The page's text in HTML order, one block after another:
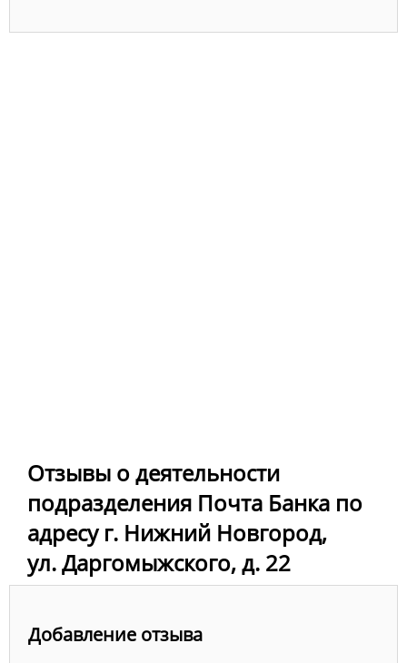
Отзывы о деятельности
подразделения Почта Банка по
адресу г. Нижний Новгород,
ул. Даргомыжского, д. 22
Добавление отзыва